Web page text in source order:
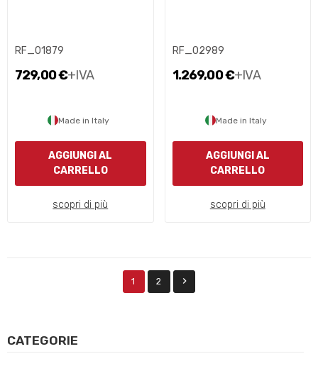
CATEGORIE
RF_01879
729,00 €+IVA
Made in Italy
AGGIUNGI AL
CARRELLO
scopri di più
RF_02989
1.269,00 €+IVA
Made in Italy
AGGIUNGI AL
CARRELLO
scopri di più
1 2 